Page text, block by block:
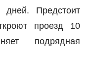
дней. Предстоит
проезд 10
подрядная